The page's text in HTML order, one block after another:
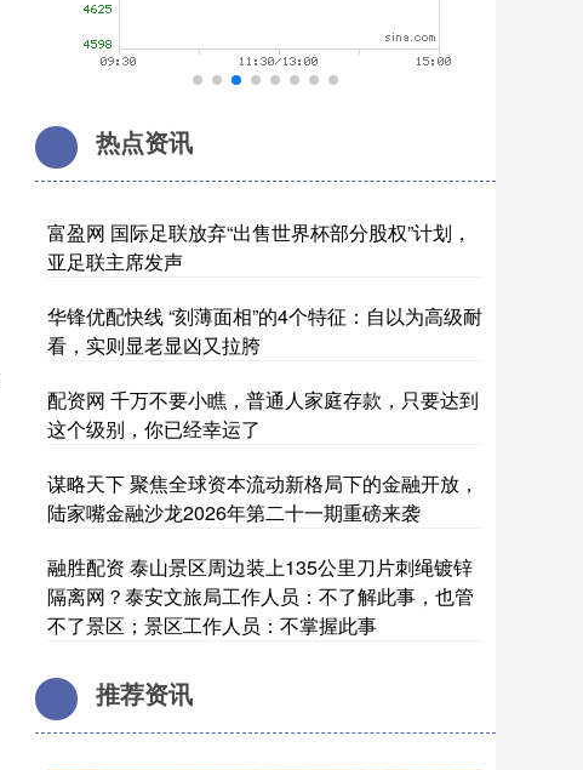
热点资讯
富盈网 国际足联放弃“出售世界杯部分股权”计划，
亚足联主席发声
华锋优配快线 “刻薄面相”的4个特征：自以为高级耐
看，实则显老显凶又拉胯
配资网 千万不要小瞧，普通人家庭存款，只要达到
这个级别，你已经幸运了
谋略天下 聚焦全球资本流动新格局下的金融开放，
陆家嘴金融沙龙2026年第二十一期重磅来袭
融胜配资 泰山景区周边装上135公里刀片刺绳镀锌
隔离网？泰安文旅局工作人员：不了解此事，也管
不了景区；景区工作人员：不掌握此事
推荐资讯